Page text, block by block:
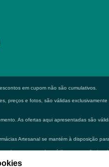
em cupom não são cumulativos.
preços e fotos, são válidas
As ofertas aqui apresentadas são
Artesanal se mantém à disposição
a consulta médica e ou